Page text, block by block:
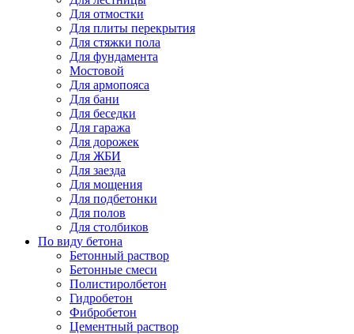
Для отмостки
Для плиты перекрытия
Для стяжки пола
Для фундамента
Мостовой
Для армопояса
Для бани
Для беседки
Для гаража
Для дорожек
Для ЖБИ
Для заезда
Для мощения
Для подбетонки
Для полов
Для столбиков
По виду бетона
Бетонный раствор
Бетонные смеси
Полистиролбетон
Гидробетон
Фибробетон
Цементный раствор